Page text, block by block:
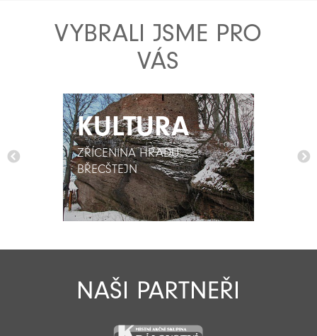
VYBRALI JSME PRO
VÁS
KULTURA
ZŘÍCENINA HRADU
BŘECŠTEJN
KULTURA
ZŘÍCENINA HRADU
BŘECŠTEJN
NAŠI PARTNEŘI